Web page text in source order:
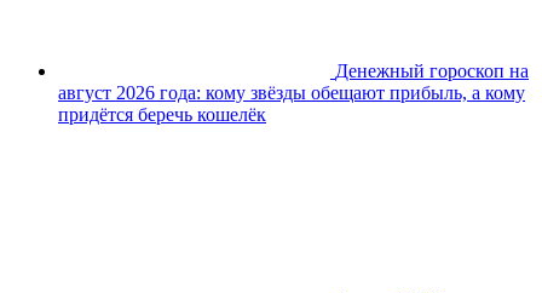
Денежный гороскоп на
август 2026 года: кому звёзды обещают прибыль, а кому
придётся беречь кошелёк